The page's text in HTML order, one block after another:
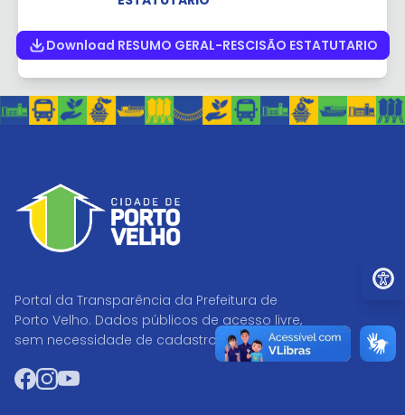
Download RESUMO GERAL-RESCISÃO ESTATUTARIO
Portal da Transparência da Prefeitura de
Porto Velho. Dados públicos de acesso livre,
sem necessidade de cadastro.
Facebook
Instagram
YouTube
Ir